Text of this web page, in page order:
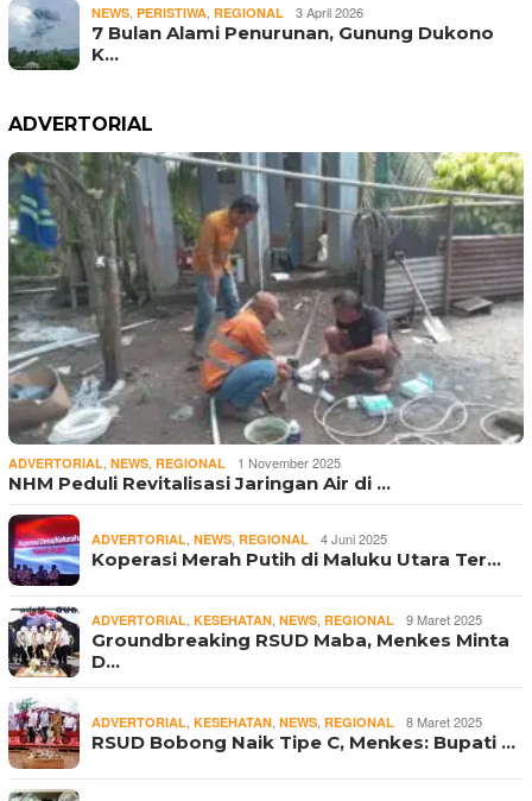
NEWS PERISTIWA REGIONAL 3 April 2026
7 Bulan Alami Penurunan, Gunung Dukono
K…
ADVERTORIAL
ADVERTORIAL NEWS REGIONAL 1 November 2025
NHM Peduli Revitalisasi Jaringan Air di …
ADVERTORIAL NEWS REGIONAL 4 Juni 2025
Koperasi Merah Putih di Maluku Utara Ter…
ADVERTORIAL KESEHATAN NEWS REGIONAL 9 Maret 2025
Groundbreaking RSUD Maba, Menkes Minta
D…
ADVERTORIAL KESEHATAN NEWS REGIONAL 8 Maret 2025
RSUD Bobong Naik Tipe C, Menkes: Bupati …